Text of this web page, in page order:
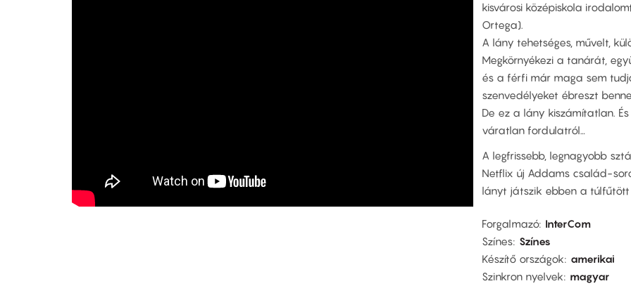
kisvárosi középiskola
Ortega).
A lány tehetséges, művelt,
Megkörnyékezi a tanárát,
és a férfi már maga sem
szenvedélyeket ébreszt
De ez a lány kiszámítatlan.
váratlan fordulatról…
A legfrissebb, legnagyobb
Netflix új Addams család-
lányt játszik ebben a túlfűtött
Forgalmazó InterCom
Színes Színes
Készítő országok
amerikai
Szinkron nyelvek
magyar